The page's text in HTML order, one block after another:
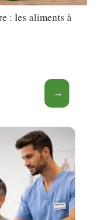
: les aliments à